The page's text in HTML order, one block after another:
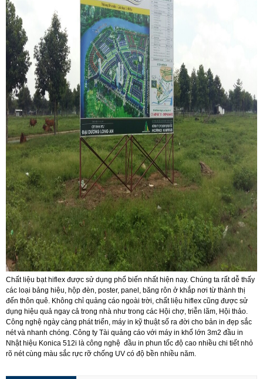
Chất liệu bạt hiflex được sử dụng phổ biến nhất hiện nay. Chúng ta rất dễ thấy
các loại bảng hiệu, hộp đèn, poster, panel, băng rôn ở khắp nơi từ thành thị
đến thôn quê. Không chỉ quảng cáo ngoài trời, chất liệu hiflex cũng được sử
dụng hiệu quả ngay cả trong nhà như trong các Hội chợ, triễn lãm, Hội thảo.
Công nghệ ngày càng phát triển, máy in kỹ thuật số ra đời cho bản in đẹp sắc
nét và nhanh chóng. Công ty Tài quảng cáo với máy in khổ lớn 3m2 đầu in
Nhật hiệu Konica 512i là công nghệ đầu in phun tốc độ cao nhiều chi tiết nhỏ
rõ nét cùng màu sắc rực rỡ chống UV có độ bền nhiều năm.